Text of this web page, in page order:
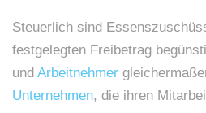
Steuerlich sind
festgelegten Freibetrag
und Arbeitnehmer
Unternehmen, die ihren